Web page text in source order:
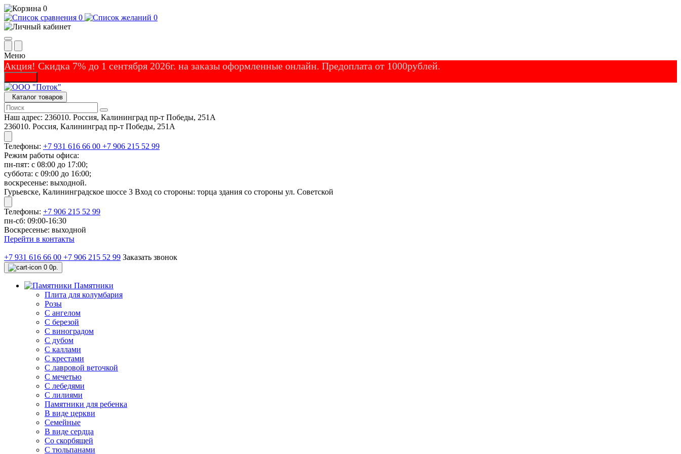
0
0
0
Меню
Акция! Скидка 7% до 1 сентября 2026г. на заказы оформленные онлайн. Предоплата от 1000рублей.
Каталог товаров
Наш адрес: 236010. Россия, Калининград пр-т Победы, 251А
236010. Россия, Калининград пр-т Победы, 251А
Телефоны: +7 931 616 66 00 +7 906 215 52 99
Режим работы офиса:
пн-пят: с 08:00 до 17:00;
суббота: с 09:00 до 16:00;
воскресенье: выходной.
Гурьевске, Калининградское шоссе 3 Вход со стороны: торца здания со стороны ул. Советской
Телефоны: +7 906 215 52 99
пн-сб: 09:00-16:30
Воскресенье: выходной
Перейти в контакты
+7 931 616 66 00 +7 906 215 52 99 Заказать звонок
0 0р.
Памятники
Плита для колумбария
Розы
C ангелом
C березой
С виноградом
С дубом
С каллами
С крестами
С лавровой веточкой
С мечетью
C лебедями
С лилиями
Памятники для ребенка
В виде церкви
Семейные
В виде сердца
Со скорбящей
С тюльпанами